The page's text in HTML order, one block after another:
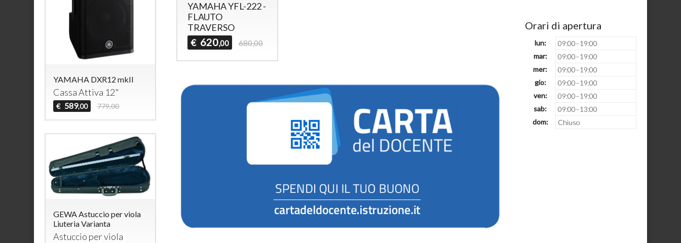
YAMAHA YFL-222 -
FLAUTO
TRAVERSO
€ 620,00 680,00
YAMAHA DXR12 mkII
Cassa Attiva 12"
€ 589,00 779,00
GEWA Astuccio per viola
Liuteria Varianta
Astuccio per viola
Orari di apertura
lun:
09:00–19:00
mar:
09:00–19:00
mer:
09:00–19:00
gio:
09:00–19:00
ven:
09:00–19:00
sab:
09:00–13:00
dom:
Chiuso